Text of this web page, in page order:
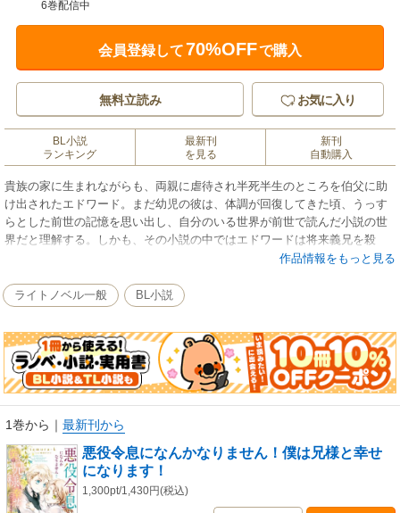
6巻配信中
会員登録して70%OFFで購入
無料立読み お気に入り
BL小説
ランキング
最新刊
を見る
新刊
自動購入
貴族の家に生まれながらも、両親に虐待され半死半生のところを伯父に助
け出されたエドワード。まだ幼児の彼は、体調が回復してきた頃、うっす
らとした前世の記憶を思い出し、自分のいる世界が前世で読んだ小説の世
界だと理解する。しかも、その小説の中ではエドワードは将来義兄を殺
し、自分も死んでしまう悪役令息。前世で義兄が推しだったエドワード
とは異なり、義兄をはじめとする周囲と良い関係を築いていくエドワード
だが、彼を巡る怪しい動きがあって……？ ※電子版は単行本をもとに編
作品情報をもっと見る
ライトノベル一般 BL小説
1巻から ｜ 最新刊から
悪役令息になんかなりません！僕は兄様と幸せ
になります！
1,300pt/1,430円(税込)